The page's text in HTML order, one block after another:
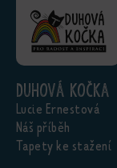
Duhová kočka
Lucie Ernestová
Náš příběh
Tapety ke stažení